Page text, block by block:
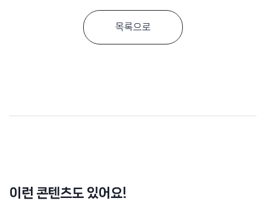
목록으로
이런 콘텐츠도 있어요!